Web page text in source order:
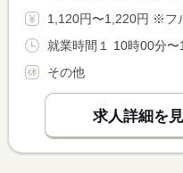
1,120円〜1,220円 ※フルタイム求人の場合は
就業時間１ 10時00分
その他
求人詳細を